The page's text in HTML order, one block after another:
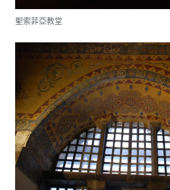
聖索菲亞教堂